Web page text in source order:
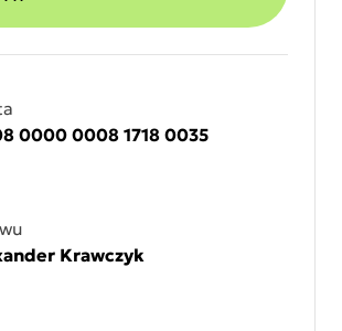
0000 0008 1718 0035
Krawczyk